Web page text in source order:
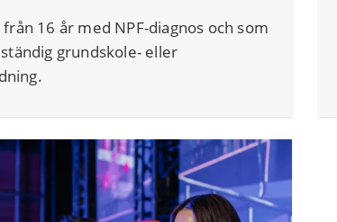
16 år med NPF-diagnos och som
grundskole- eller